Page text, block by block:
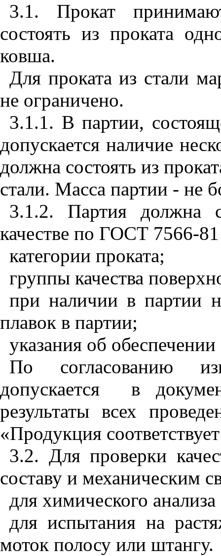
3.1. Прокат
состоять из проката
ковша.
Для проката из стали
не ограничено.
3.1.1. В партии,
допускается наличие
должна состоять из
стали. Масса партии - не
3.1.2. Партия должна
качестве по ГОСТ 7566-
категории проката;
группы качества
при наличии в партии
плавок в партии;
указания об
По согласованию
допускается
в
результаты всех
«Продукция
3.2. Для проверки
составу и механическим
для химического
для испытания на
моток полосу или штангу.